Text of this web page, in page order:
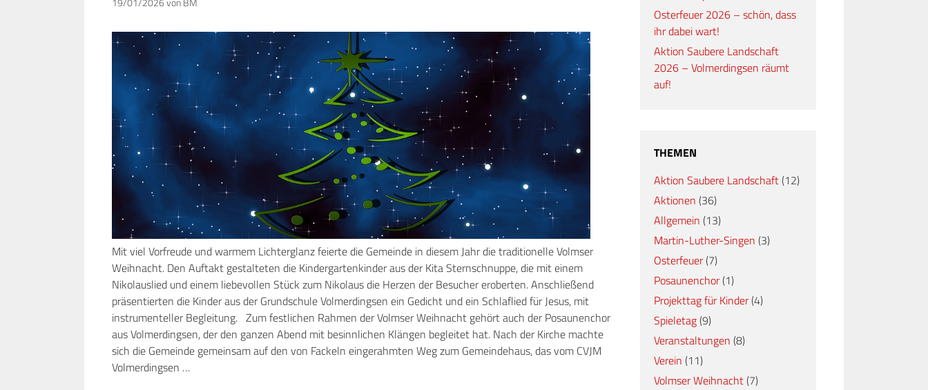
Mit viel Vorfreude und warmem Lichterglanz feierte die Gemeinde in diesem Jahr die traditionelle Volmser
Weihnacht. Den Auftakt gestalteten die Kindergartenkinder aus der Kita Sternschnuppe, die mit einem
Nikolauslied und einem liebevollen Stück zum Nikolaus die Herzen der Besucher eroberten. Anschließend
präsentierten die Kinder aus der Grundschule Volmerdingsen ein Gedicht und ein Schlaflied für Jesus, mit
instrumenteller Begleitung. Zum festlichen Rahmen der Volmser Weihnacht gehört auch der Posaunenchor
aus Volmerdingsen, der den ganzen Abend mit besinnlichen Klängen begleitet hat. Nach der Kirche machte
sich die Gemeinde gemeinsam auf den von Fackeln eingerahmten Weg zum Gemeindehaus, das vom CVJM
Volmerdingsen …
Osterfeuer 2026 – schön, dass
ihr dabei wart!
Aktion Saubere Landschaft
2026 – Volmerdingsen räumt
auf!
THEMEN
Aktion Saubere Landschaft (12)
Aktionen (36)
Allgemein (13)
Martin-Luther-Singen (3)
Osterfeuer(7)
Posaunenchor(1)
Projekttag für Kinder(4)
Spieletag (9)
Veranstaltungen (8)
Verein (11)
Volmser Weihnacht (7)